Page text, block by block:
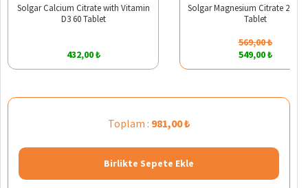
Solgar Calcium Citrate with Vitamin
D3 60 Tablet
432,00 ₺
Solgar Magnesium Citrate 200
Tablet
569,00 ₺
549,00 ₺
Toplam : 981,00 ₺
Birlikte Sepete Ekle